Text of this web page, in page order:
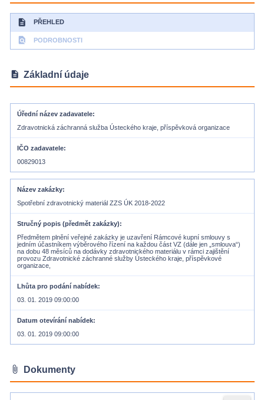
description PŘEHLED
find_in_page PODROBNOSTI
description Základní údaje
Úřední název zadavatele
Zdravotnická záchranná služba Ústeckého kraje, příspěvková organizace
IČO zadavatele
00829013
Název zakázky
Spotřební zdravotnický materiál ZZS ÚK 2018-2022
Stručný popis (předmět zakázky)
Předmětem plnění veřejné zakázky je uzavření Rámcové kupní smlouvy s
jedním účastníkem výběrového řízení na každou část VZ (dále jen „smlouva“)
na dobu 48 měsíců na dodávky zdravotnického materiálu v rámci zajištění
provozu Zdravotnické záchranné služby Ústeckého kraje, příspěvkové
organizace,
Lhůta pro podání nabídek
03. 01. 2019 09:00:00
Datum otevírání nabídek
03. 01. 2019 09:00:00
attach_file Dokumenty